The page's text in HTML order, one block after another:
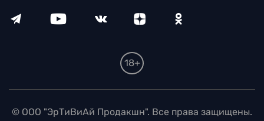
18+
© ООО "ЭрТиВиАй Продакшн". Все права защищены.